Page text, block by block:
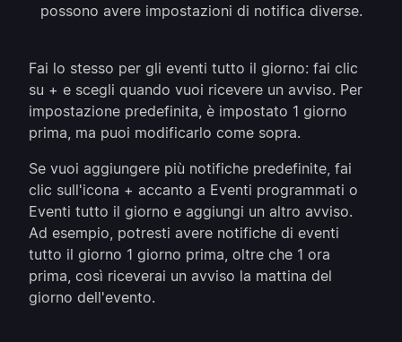
possono avere impostazioni di notifica diverse.
Fai lo stesso per gli eventi tutto il giorno: fai clic
su + e scegli quando vuoi ricevere un avviso. Per
impostazione predefinita, è impostato 1 giorno
prima, ma puoi modificarlo come sopra.
Se vuoi aggiungere più notifiche predefinite, fai
clic sull'icona + accanto a Eventi programmati o
Eventi tutto il giorno e aggiungi un altro avviso.
Ad esempio, potresti avere notifiche di eventi
tutto il giorno 1 giorno prima, oltre che 1 ora
prima, così riceverai un avviso la mattina del
giorno dell'evento.